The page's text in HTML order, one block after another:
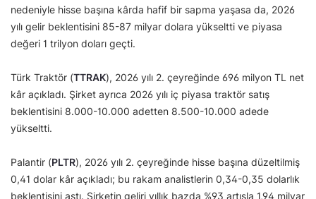
nedeniyle hisse başına kârda hafif bir sapma yaşasa da, 2026
yılı gelir beklentisini 85-87 milyar dolara yükseltti ve piyasa
değeri 1 trilyon doları geçti.
Türk Traktör (TTRAK), 2026 yılı 2. çeyreğinde 696 milyon TL net
kâr açıkladı. Şirket ayrıca 2026 yılı iç piyasa traktör satış
beklentisini 8.000-10.000 adetten 8.500-10.000 adede
yükseltti.
Palantir (PLTR), 2026 yılı 2. çeyreğinde hisse başına düzeltilmiş
0,41 dolar kâr açıkladı; bu rakam analistlerin 0,34-0,35 dolarlık
beklentisini aştı. Şirketin geliri yıllık bazda %93 artışla 1,94 milyar